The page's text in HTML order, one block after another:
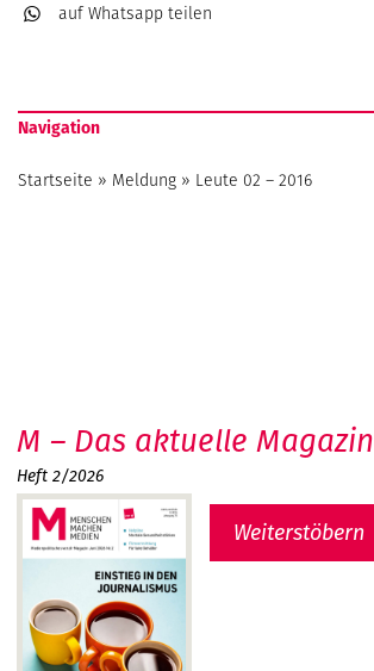
auf Whatsapp teilen
Navigation
Startseite » Meldung » Leute 02 – 2016
M – Das aktuelle Magazin
Heft 2/2026
Weiterstöbern